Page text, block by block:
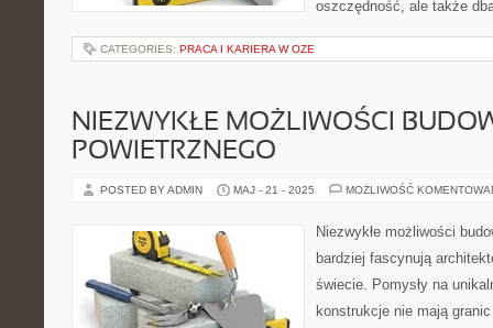
oszczędność, ale także
CATEGORIES: PRACA I KARIERA W OZE
NIEZWYKŁE MOŻLIWOŚCI
POWIETRZNEGO
POSTED BY ADMIN MAJ - 21 - 2025 MOŻLIWOŚĆ
Niezwykłe możliwości
bardziej fascynują
świecie. Pomysły na
konstrukcje nie mają